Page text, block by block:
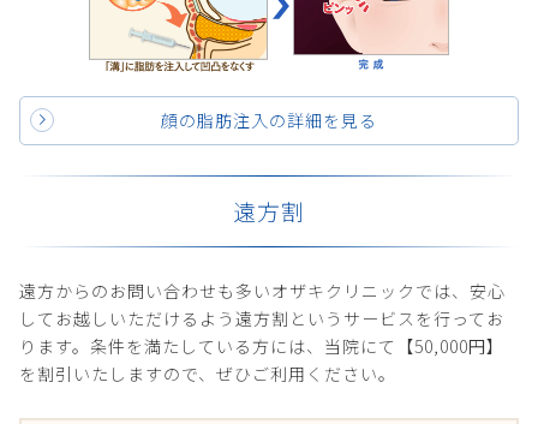
顔の脂肪注入の詳細を見る
遠方割
遠方からのお問い合わせも多いオザキクリニックでは、安心
してお越しいただけるよう遠方割というサービスを行ってお
ります。条件を満たしている方には、当院にて【50,000円】
を割引いたしますので、ぜひご利用ください。